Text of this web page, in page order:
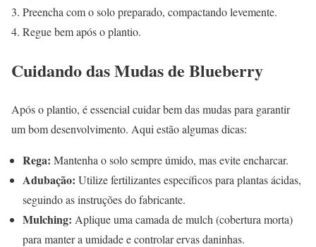
Preencha com o solo preparado, compactando levemente.
Regue bem após o plantio.
Cuidando das Mudas de Blueberry
Após o plantio, é essencial cuidar bem das mudas para garantir
um bom desenvolvimento. Aqui estão algumas dicas:
Rega: Mantenha o solo sempre úmido, mas evite encharcar.
Adubação: Utilize fertilizantes específicos para plantas ácidas,
seguindo as instruções do fabricante.
Mulching: Aplique uma camada de mulch (cobertura morta)
para manter a umidade e controlar ervas daninhas.